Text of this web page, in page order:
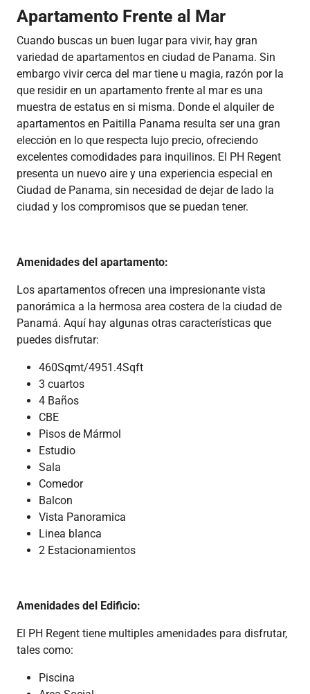
Apartamento Frente al Mar
Cuando buscas un buen lugar para vivir, hay gran
variedad de apartamentos en ciudad de Panama. Sin
embargo vivir cerca del mar tiene u magia, razón por la
que residir en un apartamento frente al mar es una
muestra de estatus en si misma. Donde el alquiler de
apartamentos en Paitilla Panama resulta ser una gran
elección en lo que respecta lujo precio, ofreciendo
excelentes comodidades para inquilinos. El PH Regent
presenta un nuevo aire y una experiencia especial en
Ciudad de Panama, sin necesidad de dejar de lado la
ciudad y los compromisos que se puedan tener.
Amenidades del apartamento:
Los apartamentos ofrecen una impresionante vista
panorámica a la hermosa area costera de la ciudad de
Panamá. Aquí hay algunas otras características que
puedes disfrutar:
460Sqmt/4951.4Sqft
3 cuartos
4 Baños
CBE
Pisos de Mármol
Estudio
Sala
Comedor
Balcon
Vista Panoramica
Linea blanca
2 Estacionamientos
Amenidades del Edificio:
El PH Regent tiene multiples amenidades para disfrutar,
tales como:
Piscina